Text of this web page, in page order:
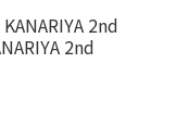
2nd
2nd